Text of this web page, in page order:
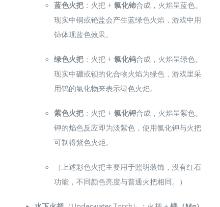
蓝色火把：火把 + 氯化铈合成，火焰呈蓝色。
现实中铜或铯盐会产生蓝绿色火焰，游戏中用
铈体现蓝色效果。
绿色火把：火把 + 氯化钨合成，火焰呈绿色。
现实中硼或钡的化合物火焰为绿色，游戏里采
用钨的氯化物来表示绿色火焰。
紫色火把：火把 + 氯化钾合成，火焰呈紫色。
钾的焰色反应即为淡紫色，使用氯化钾与火把
可制得紫色火炬。
（上述彩色火把主要用于照明装饰，没有红石
功能，不同颜色亮度与普通火把相同。）